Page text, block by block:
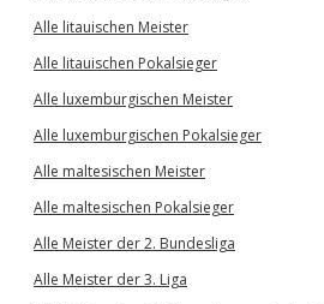
Alle litauischen Meister
Alle litauischen Pokalsieger
Alle luxemburgischen Meister
Alle luxemburgischen Pokalsieger
Alle maltesischen Meister
Alle maltesischen Pokalsieger
Alle Meister der 2. Bundesliga
Alle Meister der 3. Liga